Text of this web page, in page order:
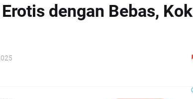
dengan Bebas, Kok